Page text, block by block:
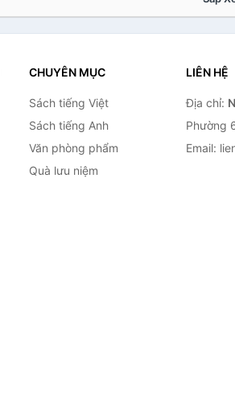
CHUYÊN MỤC
Sách tiếng Việt
Sách tiếng Anh
Văn phòng phẩm
Quà lưu niệm
LIÊN HỆ
Địa chỉ:
Phường
Email: